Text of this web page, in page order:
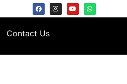
Contact Us